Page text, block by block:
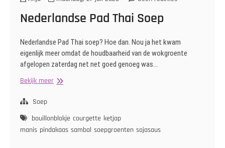
Nederlandse Pad Thai Soep
Nederlandse Pad Thai soep? Hoe dan. Nou ja het kwam
eigenlijk meer omdat de houdbaarheid van de wokgroente
afgelopen zaterdag net net goed genoeg was…
Bekijk meerNederlandse
Soep
bouillonblokje courgette ketjap
manis pindakaas sambal soepgroenten sojasaus